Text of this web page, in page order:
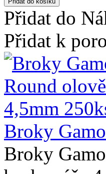
Přidat do
Přidat k
Broky
Broky